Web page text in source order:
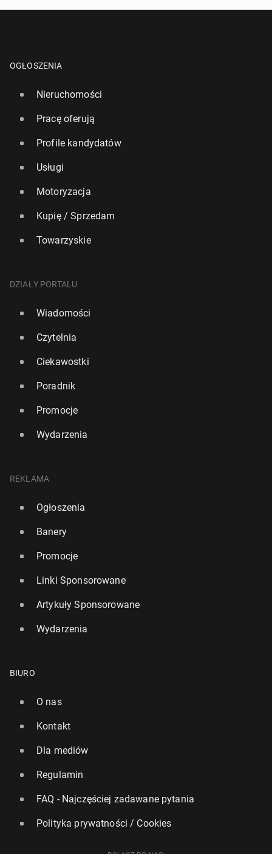
OGŁOSZENIA
Nieruchomości
Pracę oferują
Profile kandydatów
Usługi
Motoryzacja
Kupię / Sprzedam
Towarzyskie
DZIAŁY PORTALU
Wiadomości
Czytelnia
Ciekawostki
Poradnik
Promocje
Wydarzenia
REKLAMA
Ogłoszenia
Banery
Promocje
Linki Sponsorowane
Artykuły Sponsorowane
Wydarzenia
BIURO
O nas
Kontakt
Dla mediów
Regulamin
FAQ - Najczęściej zadawane pytania
Polityka prywatności / Cookies